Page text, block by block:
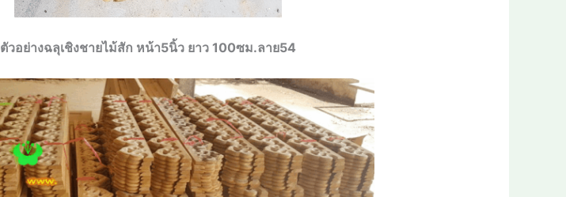
ตัวอย่างฉลุเชิงชายไม้สัก หน้า5นิ้ว ยาว 100ซม.ลาย54